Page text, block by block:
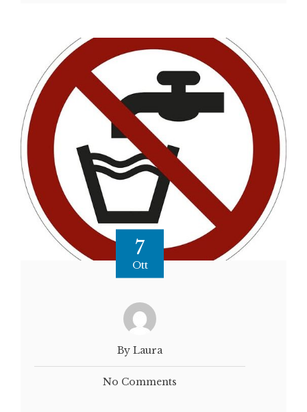
7
Ott
By Laura
No Comments